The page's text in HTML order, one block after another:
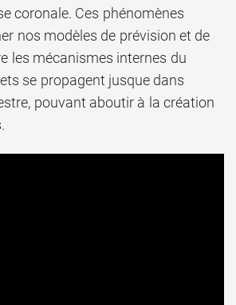
coronale. Ces phénomènes
nos modèles de prévision et de
les mécanismes internes du
se propagent jusque dans
pouvant aboutir à la création